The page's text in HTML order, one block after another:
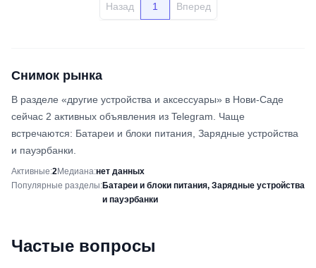
Назад 1 Вперед
Снимок рынка
В разделе «другие устройства и аксессуары» в Нови-Саде
сейчас 2 активных объявления из Telegram. Чаще
встречаются: Батареи и блоки питания, Зарядные устройства
и пауэрбанки.
Снимок рынка
Активные:2Медиана:нет данных
Популярные разделы:Батареи и блоки питания, Зарядные устройства
и пауэрбанки
Частые вопросы